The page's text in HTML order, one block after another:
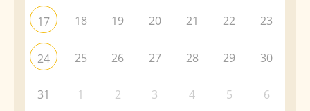
17 18 19 20 21 22 23
24 25 26 27 28 29 30
31 1 2 3 4 5 6